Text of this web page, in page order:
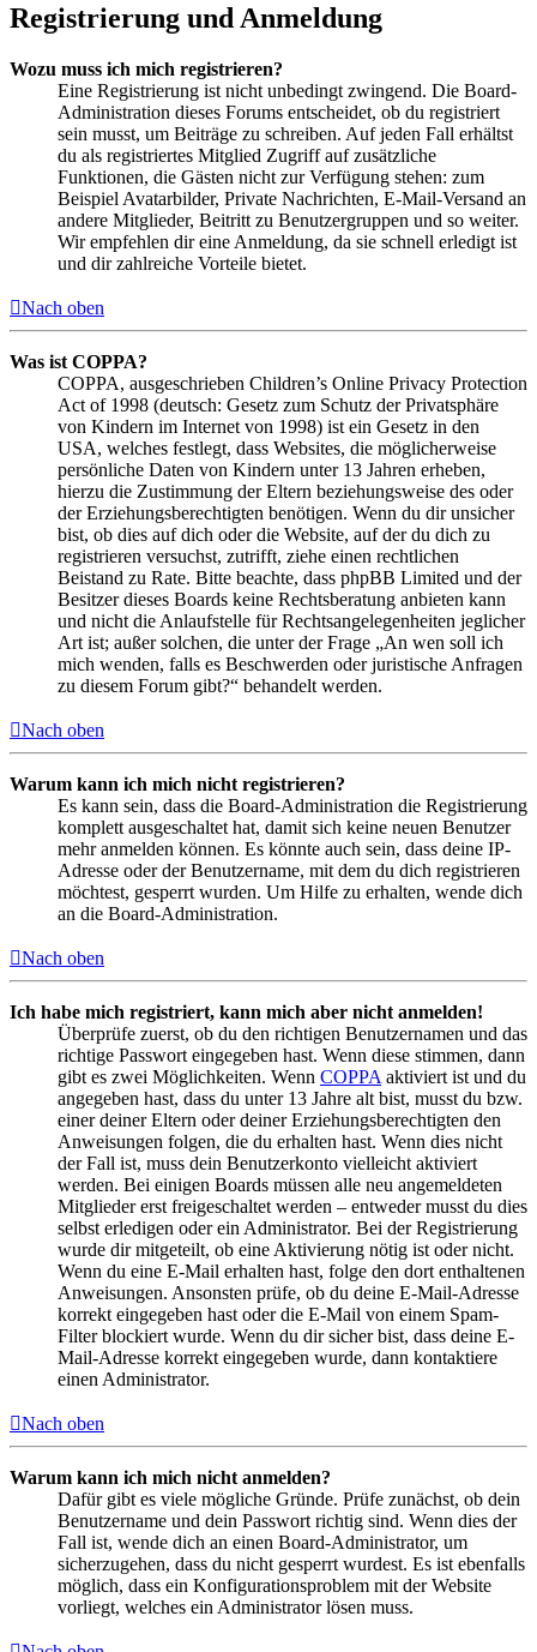
Registrierung und Anmeldung
Wozu muss ich mich registrieren?
Eine Registrierung ist nicht unbedingt zwingend. Die Board-
Administration dieses Forums entscheidet, ob du registriert
sein musst, um Beiträge zu schreiben. Auf jeden Fall erhältst
du als registriertes Mitglied Zugriff auf zusätzliche
Funktionen, die Gästen nicht zur Verfügung stehen: zum
Beispiel Avatarbilder, Private Nachrichten, E-Mail-Versand an
andere Mitglieder, Beitritt zu Benutzergruppen und so weiter.
Wir empfehlen dir eine Anmeldung, da sie schnell erledigt ist
und dir zahlreiche Vorteile bietet.
Nach oben
Was ist COPPA?
COPPA, ausgeschrieben Children’s Online Privacy Protection
Act of 1998 (deutsch: Gesetz zum Schutz der Privatsphäre
von Kindern im Internet von 1998) ist ein Gesetz in den
USA, welches festlegt, dass Websites, die möglicherweise
persönliche Daten von Kindern unter 13 Jahren erheben,
hierzu die Zustimmung der Eltern beziehungsweise des oder
der Erziehungsberechtigten benötigen. Wenn du dir unsicher
bist, ob dies auf dich oder die Website, auf der du dich zu
registrieren versuchst, zutrifft, ziehe einen rechtlichen
Beistand zu Rate. Bitte beachte, dass phpBB Limited und der
Besitzer dieses Boards keine Rechtsberatung anbieten kann
und nicht die Anlaufstelle für Rechtsangelegenheiten jeglicher
Art ist; außer solchen, die unter der Frage „An wen soll ich
mich wenden, falls es Beschwerden oder juristische Anfragen
zu diesem Forum gibt?“ behandelt werden.
Nach oben
Warum kann ich mich nicht registrieren?
Es kann sein, dass die Board-Administration die Registrierung
komplett ausgeschaltet hat, damit sich keine neuen Benutzer
mehr anmelden können. Es könnte auch sein, dass deine IP-
Adresse oder der Benutzername, mit dem du dich registrieren
möchtest, gesperrt wurden. Um Hilfe zu erhalten, wende dich
an die Board-Administration.
Nach oben
Ich habe mich registriert, kann mich aber nicht anmelden!
Überprüfe zuerst, ob du den richtigen Benutzernamen und das
richtige Passwort eingegeben hast. Wenn diese stimmen, dann
gibt es zwei Möglichkeiten. Wenn COPPA aktiviert ist und du
angegeben hast, dass du unter 13 Jahre alt bist, musst du bzw.
einer deiner Eltern oder deiner Erziehungsberechtigten den
Anweisungen folgen, die du erhalten hast. Wenn dies nicht
der Fall ist, muss dein Benutzerkonto vielleicht aktiviert
werden. Bei einigen Boards müssen alle neu angemeldeten
Mitglieder erst freigeschaltet werden – entweder musst du dies
selbst erledigen oder ein Administrator. Bei der Registrierung
wurde dir mitgeteilt, ob eine Aktivierung nötig ist oder nicht.
Wenn du eine E-Mail erhalten hast, folge den dort enthaltenen
Anweisungen. Ansonsten prüfe, ob du deine E-Mail-Adresse
korrekt eingegeben hast oder die E-Mail von einem Spam-
Filter blockiert wurde. Wenn du dir sicher bist, dass deine E-
Mail-Adresse korrekt eingegeben wurde, dann kontaktiere
einen Administrator.
Nach oben
Warum kann ich mich nicht anmelden?
Dafür gibt es viele mögliche Gründe. Prüfe zunächst, ob dein
Benutzername und dein Passwort richtig sind. Wenn dies der
Fall ist, wende dich an einen Board-Administrator, um
sicherzugehen, dass du nicht gesperrt wurdest. Es ist ebenfalls
möglich, dass ein Konfigurationsproblem mit der Website
vorliegt, welches ein Administrator lösen muss.